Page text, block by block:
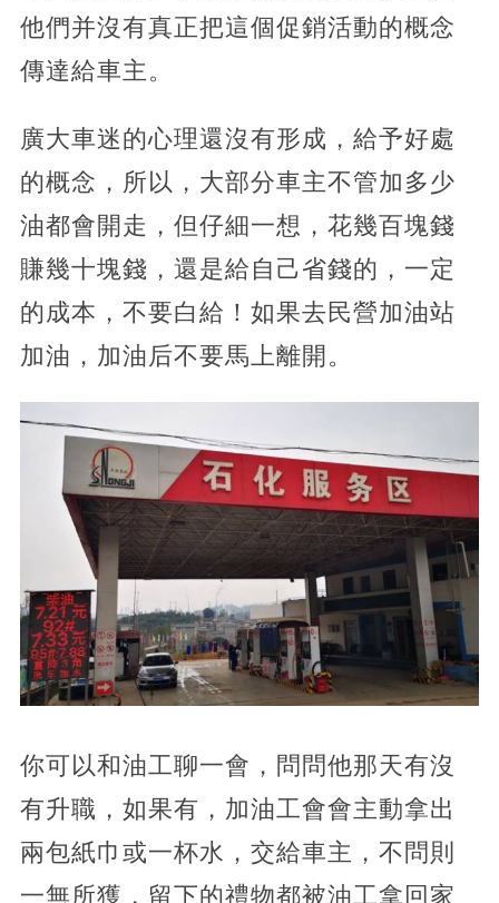
他們并沒有真正把這個促銷活動的概念
傳達給車主。
廣大車迷的心理還沒有形成，給予好處
的概念，所以，大部分車主不管加多少
油都會開走，但仔細一想，花幾百塊錢
賺幾十塊錢，還是給自己省錢的，一定
的成本，不要白給！如果去民營加油站
加油，加油后不要馬上離開。
你可以和油工聊一會，問問他那天有沒
有升職，如果有，加油工會會主動拿出
兩包紙巾或一杯水，交給車主，不問則
一無所獲，留下的禮物都被油工拿回家